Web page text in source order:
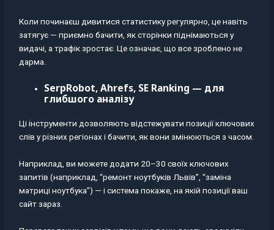
Коли починаєш дивитися статистику регулярно, це навіть
затягує — приємно бачити, як сторінки піднімаються у
видачі, а трафік зростає. Це означає, що все зроблено не
дарма.
SerpRobot, Ahrefs, SE Ranking — для
глибшого аналізу
Ці інструменти дозволяють відстежувати позиції ключових
слів у різних регіонах і бачити, як вони змінюються з часом.
Наприклад, ви можете додати 20–30 своїх ключових
запитів (наприклад, “ремонт ноутбуків Львів”, “заміна
матриці ноутбука”) — і система покаже, на якій позиції ваш
сайт зараз.